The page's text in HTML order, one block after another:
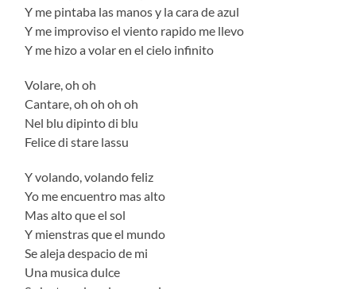
Y me pintaba las manos y la cara de azul
Y me improviso el viento rapido me llevo
Y me hizo a volar en el cielo infinito
Volare, oh oh
Cantare, oh oh oh oh
Nel blu dipinto di blu
Felice di stare lassu
Y volando, volando feliz
Yo me encuentro mas alto
Mas alto que el sol
Y mienstras que el mundo
Se aleja despacio de mi
Una musica dulce